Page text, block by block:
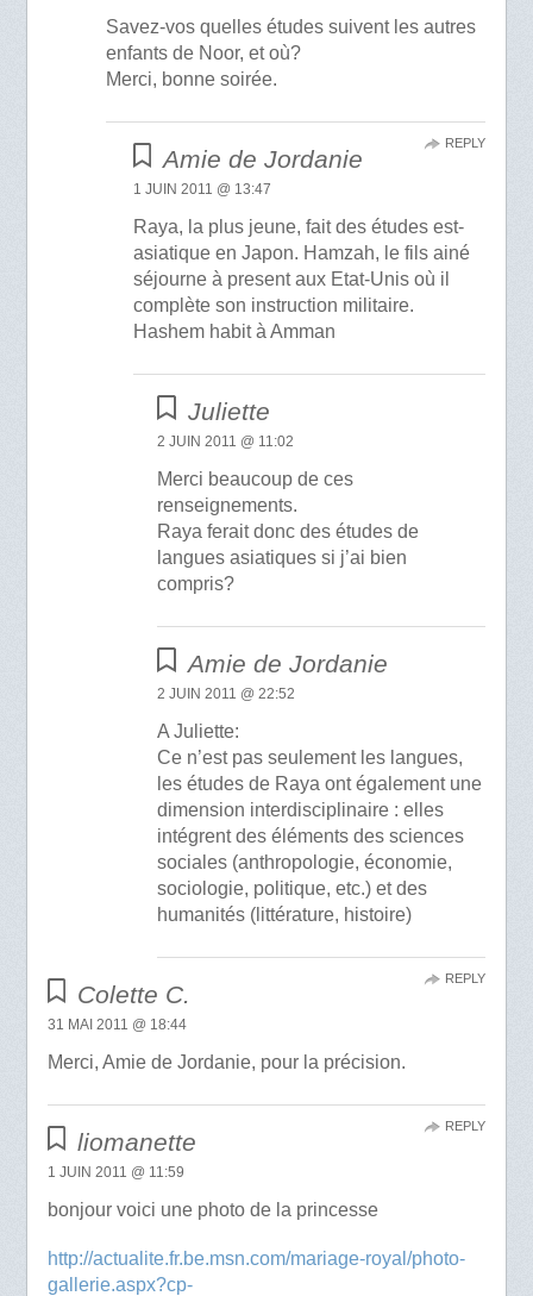
Savez-vos quelles études suivent les autres
enfants de Noor, et où?
Merci, bonne soirée.
Amie de Jordanie
1 JUIN 2011 @ 13:47
Raya, la plus jeune, fait des études est-
asiatique en Japon. Hamzah, le fils ainé
séjourne à present aux Etat-Unis où il
complète son instruction militaire.
Hashem habit à Amman
REPLY
Juliette
2 JUIN 2011 @ 11:02
Merci beaucoup de ces
renseignements.
Raya ferait donc des études de
langues asiatiques si j’ai bien
compris?
Amie de Jordanie
2 JUIN 2011 @ 22:52
A Juliette:
Ce n’est pas seulement les langues,
les études de Raya ont également une
dimension interdisciplinaire : elles
intégrent des éléments des sciences
sociales (anthropologie, économie,
sociologie, politique, etc.) et des
humanités (littérature, histoire)
Colette C.
31 MAI 2011 @ 18:44
Merci, Amie de Jordanie, pour la précision.
REPLY
liomanette
1 JUIN 2011 @ 11:59
bonjour voici une photo de la princesse
http://actualite.fr.be.msn.com/mariage-royal/photo-
gallerie.aspx?cp-
REPLY